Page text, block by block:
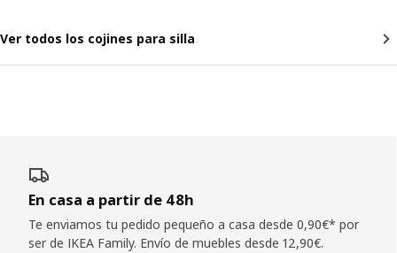
Ver todos los cojines para silla
En casa a partir de 48h
Te enviamos tu pedido pequeño a casa desde 0,90€* por
ser de IKEA Family. Envío de muebles desde 12,90€.